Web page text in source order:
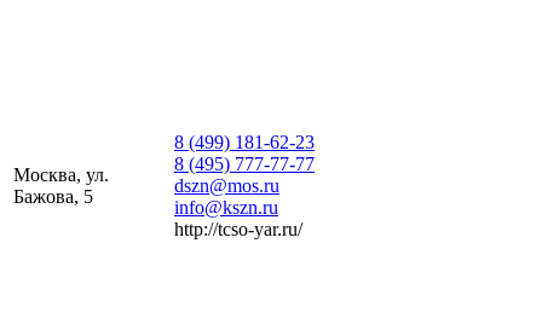
Москва, ул.
Бажова, 5
8 (499) 181-62-23
8 (495) 777-77-77
dszn@mos.ru
info@kszn.ru
http://tcso-yar.ru/